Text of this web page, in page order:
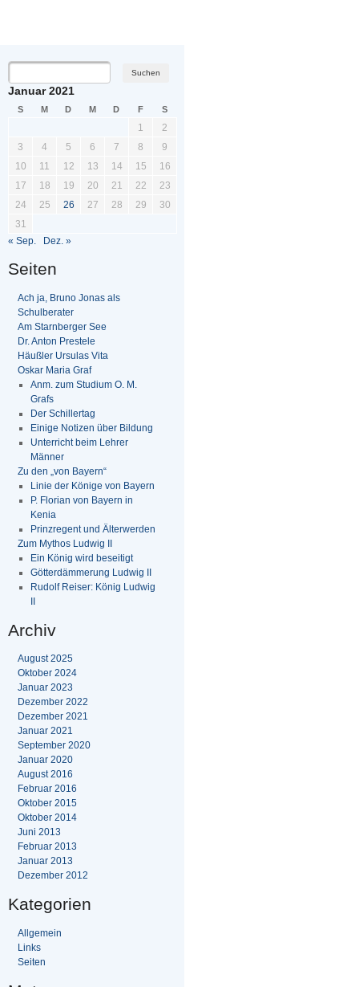
Januar 2021
S M D M D F S
1
2
3
4 5 6 7 8
9
10
11 12 13 14 15
16
17
18 19 20 21 22
23
24
25 26 27 28 29
30
31
« Sep.
Dez. »
Seiten
Ach ja, Bruno Jonas als
Schulberater
Am Starnberger See
Dr. Anton Prestele
Häußler Ursulas Vita
Oskar Maria Graf
Anm. zum Studium O. M.
Grafs
Der Schillertag
Einige Notizen über Bildung
Unterricht beim Lehrer
Männer
Zu den „von Bayern“
Linie der Könige von Bayern
P. Florian von Bayern in
Kenia
Prinzregent und Älterwerden
Zum Mythos Ludwig II
Ein König wird beseitigt
Götterdämmerung Ludwig II
Rudolf Reiser: König Ludwig
II
Archiv
August 2025
Oktober 2024
Januar 2023
Dezember 2022
Dezember 2021
Januar 2021
September 2020
Januar 2020
August 2016
Februar 2016
Oktober 2015
Oktober 2014
Juni 2013
Februar 2013
Januar 2013
Dezember 2012
Kategorien
Allgemein
Links
Seiten